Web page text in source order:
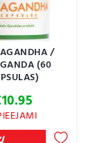
/
(60
10.95